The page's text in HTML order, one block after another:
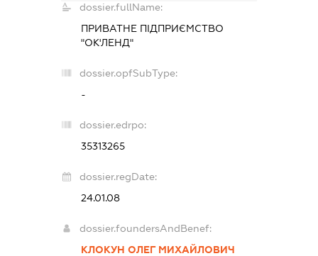
dossier.fullName:
ПРИВАТНЕ ПІДПРИЄМСТВО
"ОК'ЛЕНД"
dossier.opfSubType:
-
dossier.edrpo:
35313265
dossier.regDate:
24.01.08
dossier.foundersAndBenef:
КЛОКУН ОЛЕГ МИХАЙЛОВИЧ